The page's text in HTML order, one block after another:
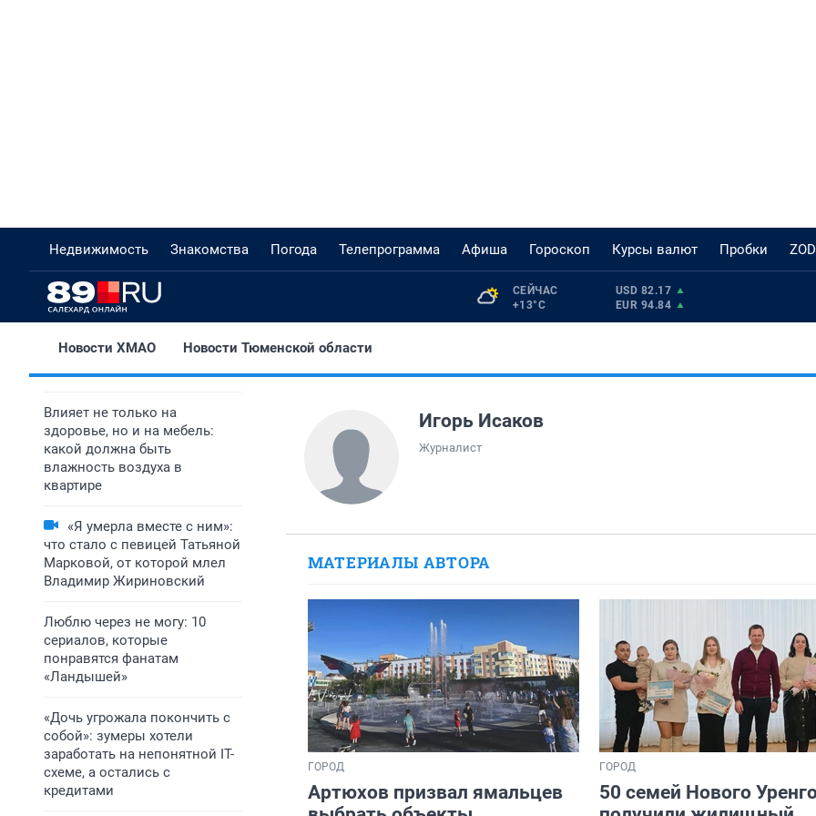
Недвижимость Знакомства Погода Телепрограмма Афиша Гороскоп Курсы валют Пробки
СЕЙЧАС
+13°С
USD 82.17
EUR 94.84
Новости ХМАО Новости Тюменской области
Влияет не только на
здоровье, но и на мебель:
какой должна быть
влажность воздуха в
квартире
«Я умерла вместе с ним»:
что стало с певицей Татьяной
Марковой, от которой млел
Владимир Жириновский
Люблю через не могу: 10
сериалов, которые
понравятся фанатам
«Ландышей»
«Дочь угрожала покончить с
собой»: зумеры хотели
заработать на непонятной IT-
схеме, а остались с
кредитами
Игорь Исаков
Журналист
МАТЕРИАЛЫ АВТОРА
ГОРОД
Артюхов призвал ямальцев
ГОРОД
50 семей Нового